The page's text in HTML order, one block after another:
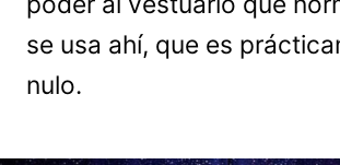
se usa ahí, que es
nulo.